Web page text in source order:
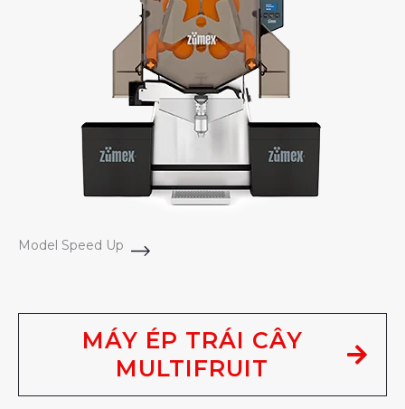
Model Speed Up
MÁY ÉP TRÁI CÂY
MULTIFRUIT